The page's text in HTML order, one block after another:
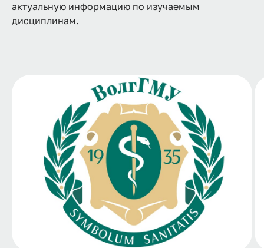
актуальную информацию по изучаемым
дисциплинам.